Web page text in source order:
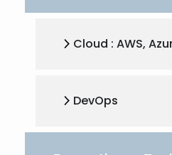
Cloud : AWS,
DevOps